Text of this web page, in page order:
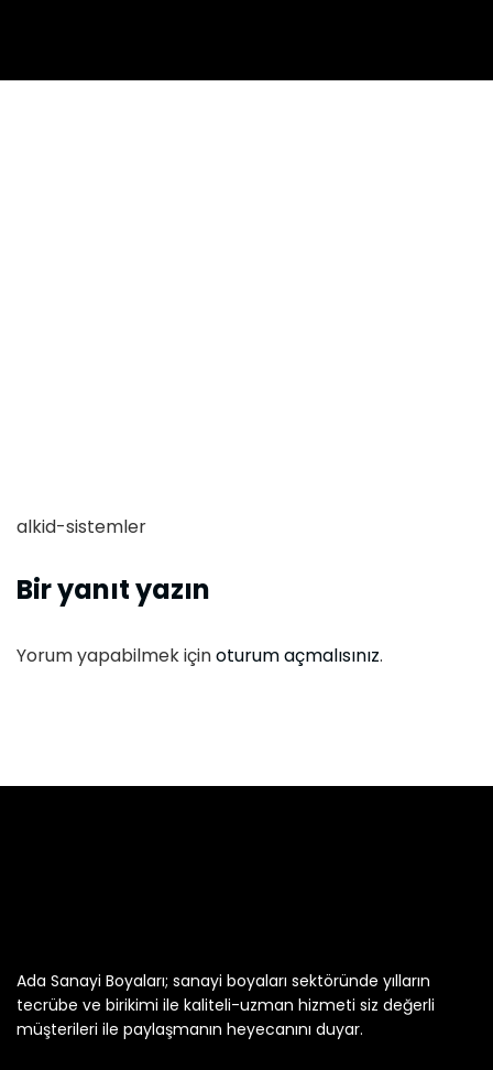
alkid-sistemler
Bir yanıt yazın
Yorum yapabilmek içinoturum açmalısınız.
Ada Sanayi Boyaları; sanayi boyaları sektöründe yılların
tecrübe ve birikimi ile kaliteli-uzman hizmeti siz değerli
müşterileri ile paylaşmanın heyecanını duyar.